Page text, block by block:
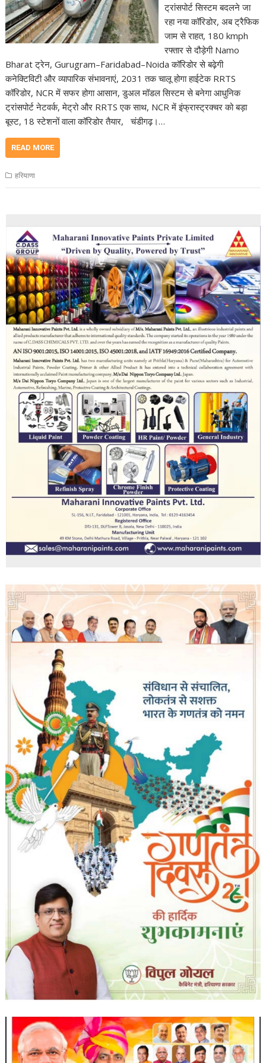
ट्रांसपोर्ट सिस्टम बदलने जा
रहा नया कॉरिडोर, अब ट्रैफिक
जाम से राहत, 180 kmph
रफ्तार से दौड़ेगी Namo
Bharat ट्रेन, Gurugram–Faridabad–Noida कॉरिडोर से बढ़ेगी
कनेक्टिविटी और व्यापारिक संभावनाएं, 2031 तक चालू होगा हाईटेक RRTS
कॉरिडोर, NCR में सफर होगा आसान, डुअल मॉडल सिस्टम से बनेगा आधुनिक
ट्रांसपोर्ट नेटवर्क, मेट्रो और RRTS एक साथ, NCR में इंफ्रास्ट्रक्चर को बड़ा
बूस्ट, 18 स्टेशनों वाला कॉरिडोर तैयार, चंडीगढ़।…
READ MORE
हरियाणा